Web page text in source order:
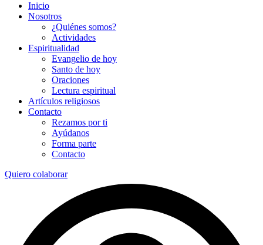
Inicio
Nosotros
¿Quiénes somos?
Actividades
Espiritualidad
Evangelio de hoy
Santo de hoy
Oraciones
Lectura espiritual
Artículos religiosos
Contacto
Rezamos por ti
Ayúdanos
Forma parte
Contacto
Quiero colaborar